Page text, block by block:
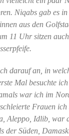
Niqabs gab es
aus den
11 Uhr sitzen
darauf an, in
Mal besuchte ich
war ich im
Frauen
Aleppo, Idlib, war
der Süden,